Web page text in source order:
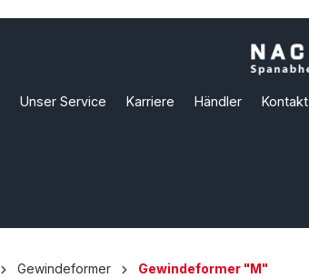
Unser Service Karriere Händler Kontakt
Gewindeformer Gewindeformer "M"